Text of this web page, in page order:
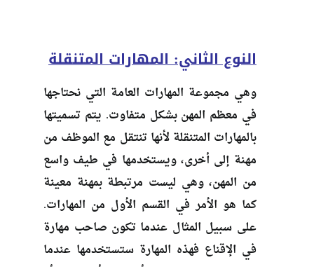
النوع الثاني: المهارات المتنقلة
وهي مجموعة المهارات العامة التي نحتاجها
في معظم المهن بشكل متفاوت. يتم تسميتها
بالمهارات المتنقلة لأنها تنتقل مع الموظف من
مهنة إلى أخرى، ويستخدمها في طيف واسع
من المهن، وهي ليست مرتبطة بمهنة معينة
كما هو الأمر في القسم الأول من المهارات.
على سبيل المثال عندما تكون صاحب مهارة
في الإقناع فهذه المهارة ستستخدمها عندما